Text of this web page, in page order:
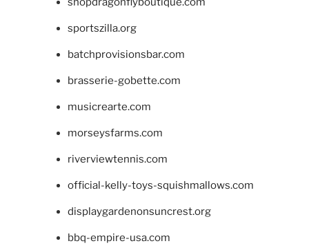
sportszilla.org
batchprovisionsbar.com
brasserie-gobette.com
musicrearte.com
morseysfarms.com
riverviewtennis.com
official-kelly-toys-squishmallows.com
displaygardenonsuncrest.org
bbq-empire-usa.com